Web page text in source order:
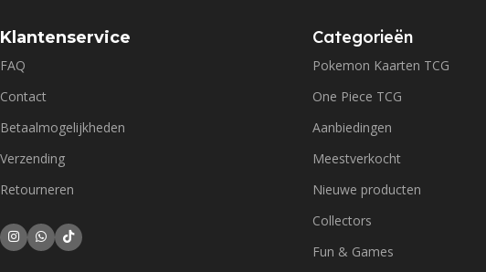
Klantenservice
FAQ
Contact
Betaalmogelijkheden
Verzending
Retourneren
Categorieën
Pokemon Kaarten TCG
One Piece TCG
Aanbiedingen
Meestverkocht
Nieuwe producten
Collectors
Fun & Games